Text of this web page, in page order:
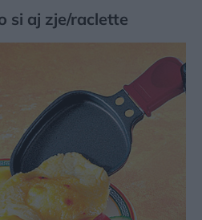
si aj zje/raclette